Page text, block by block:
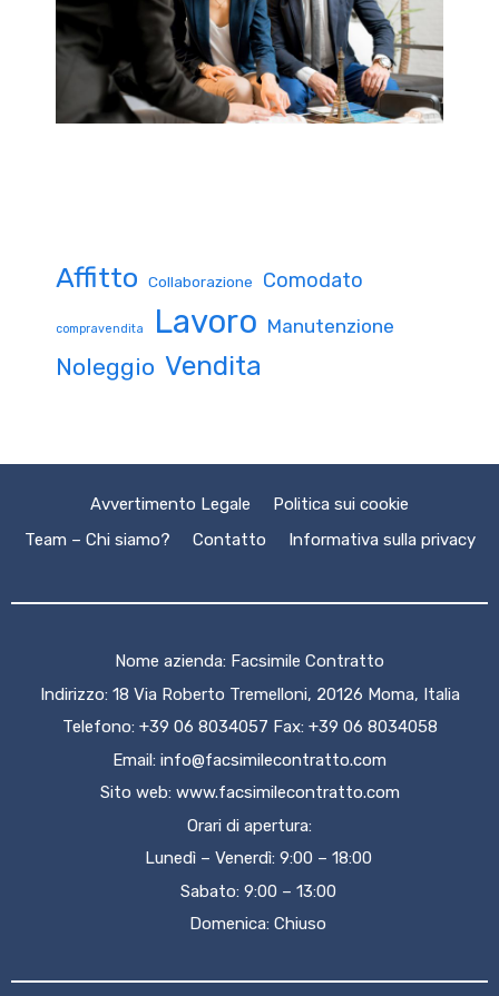
Affitto Collaborazione Comodato
compravendita Lavoro Manutenzione
Noleggio Vendita
Avvertimento Legale
Politica sui cookie
Team – Chi siamo?
Contatto Informativa sulla privacy
Nome azienda: Facsimile Contratto
Indirizzo: 18 Via Roberto Tremelloni, 20126 Moma, Italia
Telefono: +39 06 8034057 Fax: +39 06 8034058
Email: info@facsimilecontratto.com
Sito web: www.facsimilecontratto.com
Orari di apertura:
Lunedì – Venerdì: 9:00 – 18:00
Sabato: 9:00 – 13:00
Domenica: Chiuso